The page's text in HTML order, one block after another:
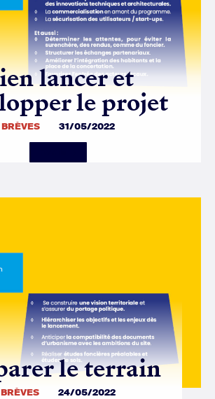
lancer et
le projet
BRÈVES 31/05/2022
le terrain
BRÈVES 24/05/2022